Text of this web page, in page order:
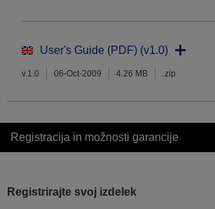
User's Guide (PDF) (v1.0)
v.1.0 06-Oct-2009 4.26 MB .zip
Registracija in možnosti garancije
Registrirajte svoj izdelek